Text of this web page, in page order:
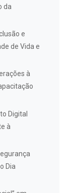
da
e
de Vida e
à
Digital
à
Dia